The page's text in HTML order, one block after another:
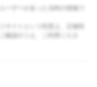
ーザーが走った当時の情報で
サイトという性質上、正確性
確認のうえ、ご利用くださ